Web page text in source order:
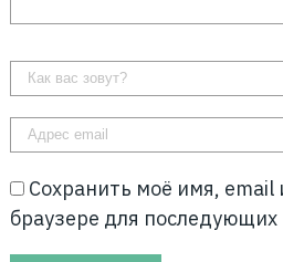
Сохранить моё имя, email
браузере для